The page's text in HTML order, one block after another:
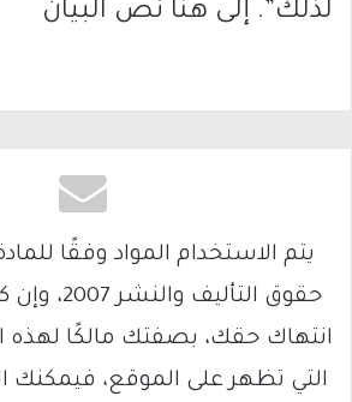
لذلك”. إلى هنا نص البيان
حقوق
انتهاك حقك، بصفتك مالكًا لهذه
التي تظهر على الموقع، فيمكنك